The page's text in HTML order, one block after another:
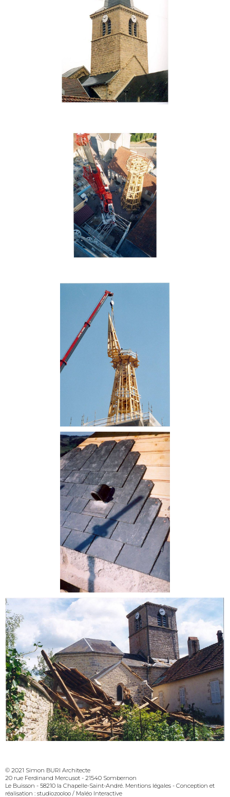
© 2021 Simon BURI Architecte
20 rue Ferdinand Mercusot - 21540 Sombernon
Le Buisson - 58210 la Chapelle-Saint-André Mentions légales - Conception et
réalisation : studiozooloo / Maléo Interactive